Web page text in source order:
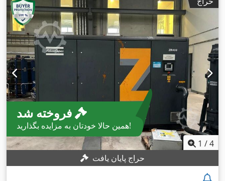
همین حالا خودتان به مزایده بگذارید!
1 /4
حراج پایان یافت